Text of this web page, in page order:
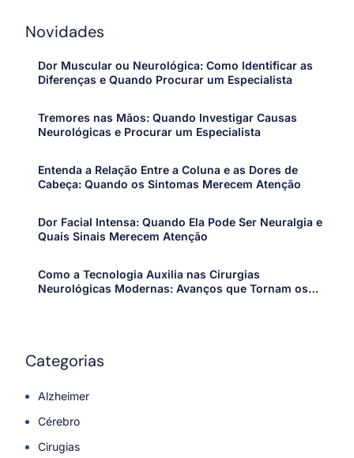
Novidades
Dor Muscular ou Neurológica: Como Identificar as
Diferenças e Quando Procurar um Especialista
Tremores nas Mãos: Quando Investigar Causas
Neurológicas e Procurar um Especialista
Entenda a Relação Entre a Coluna e as Dores de
Cabeça: Quando os Sintomas Merecem Atenção
Dor Facial Intensa: Quando Ela Pode Ser Neuralgia e
Quais Sinais Merecem Atenção
Como a Tecnologia Auxilia nas Cirurgias
Neurológicas Modernas: Avanços que Tornam os
Categorias
Alzheimer
Cérebro
Cirugias